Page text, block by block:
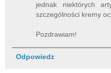
jednak niektórych
szczególności kremy
Pozdrawiam!
Odpowiedz